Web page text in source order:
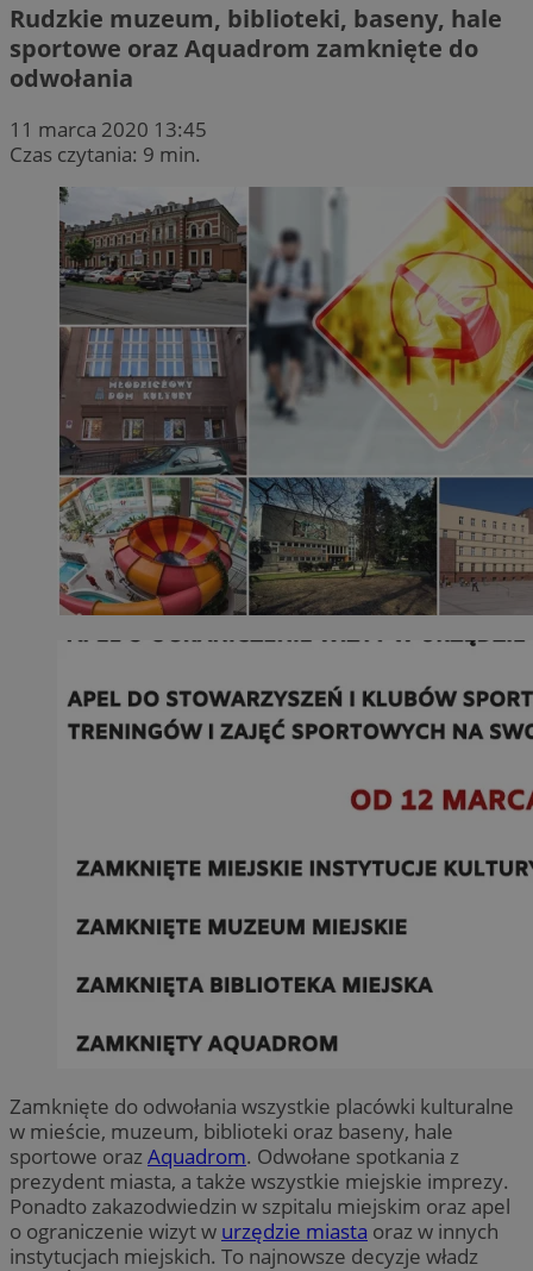
Rudzkie muzeum, biblioteki, baseny, hale
sportowe oraz Aquadrom zamknięte do
odwołania
11 marca 2020 13:45
Czas czytania: 9 min.
Zamknięte do odwołania wszystkie placówki kulturalne
w mieście, muzeum, biblioteki oraz baseny, hale
sportowe orazAquadrom. Odwołane spotkania z
prezydent miasta, a także wszystkie miejskie imprezy.
Ponadto zakazodwiedzin w szpitalu miejskim oraz apel
o ograniczenie wizyt w urzędzie miasta oraz w innych
instytucjach miejskich. To najnowsze decyzje władz